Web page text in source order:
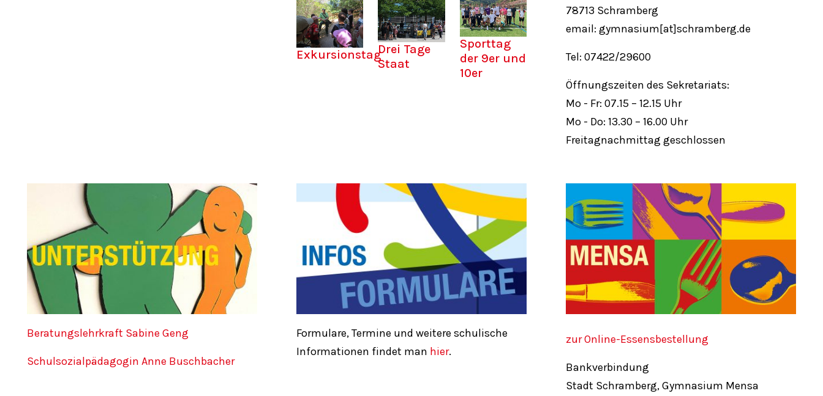
ExkursionstagDrei Tage
Staat
Sporttag
der 9er und
10er
78713 Schramberg
email: gymnasium[at]schramberg.de
Tel: 07422/29600
Öffnungszeiten des Sekretariats:
Mo - Fr: 07.15 – 12.15 Uhr
Mo - Do: 13.30 – 16.00 Uhr
Freitagnachmittag geschlossen
Beratungslehrkraft Sabine Geng
Schulsozialpädagogin Anne Buschbacher
Formulare, Termine und weitere schulische
Informationen findet man hier.
zur Online-Essensbestellung
Bankverbindung
Stadt Schramberg, Gymnasium Mensa